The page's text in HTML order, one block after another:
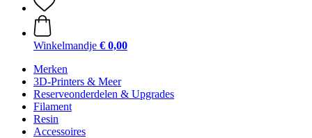
Winkelmandje € 0,00
Merken
3D-Printers & Meer
Reserveonderdelen & Upgrades
Filament
Resin
Accessoires